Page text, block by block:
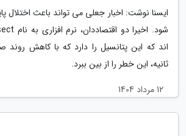
ایسنا نوشت: اخبار جعلی می تواند باعث اختلال
اند که این پتانسیل را دارد که با کاهش
ثانیه، این خطر را از بین ببرد.
12 مرداد 1404